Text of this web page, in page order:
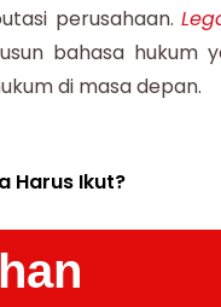
perusahaan.
bahasa hukum
di masa depan.
Harus Ikut?